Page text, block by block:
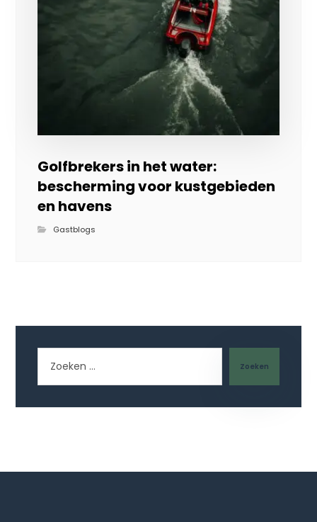
Golfbrekers in het water:
bescherming voor kustgebieden
en havens
Gastblogs
Zoeken